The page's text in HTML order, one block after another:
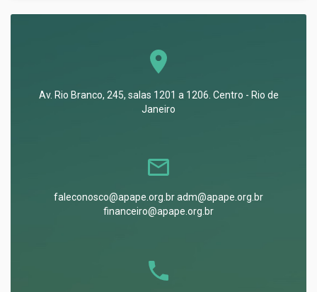
Av. Rio Branco, 245, salas 1201 a 1206. Centro - Rio de
Janeiro
faleconosco@apape.org.br adm@apape.org.br
financeiro@apape.org.br